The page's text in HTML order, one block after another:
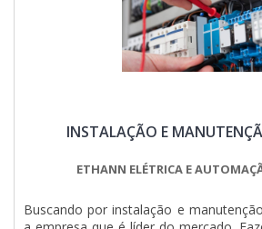
INSTALAÇÃO E
ETHANN ELÉTRICA E
Buscando por instalação e